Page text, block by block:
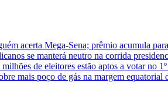
acerta Mega-Sena; prêmio acumula
se manterá neutro na corrida
de eleitores estão aptos a votar no
mais poço de gás na margem equatorial